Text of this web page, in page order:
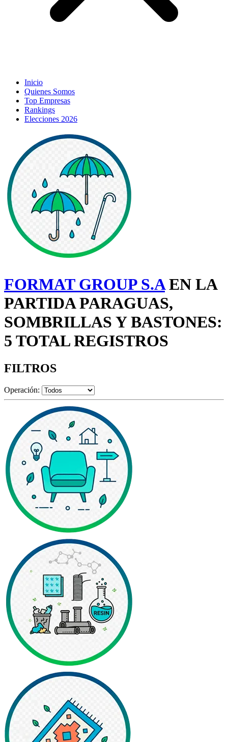
Inicio
Quienes Somos
Top Empresas
Rankings
Elecciones 2026
FORMAT GROUP S.AEN LA
PARTIDA PARAGUAS,
SOMBRILLAS Y BASTONES:
5 TOTAL REGISTROS
FILTROS
Operación: